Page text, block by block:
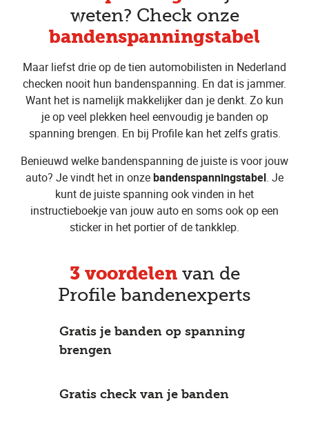
weten? Check onze
bandenspanningstabel
Maar liefst drie op de tien automobilisten in Nederland
checken nooit hun bandenspanning. En dat is jammer.
Want het is namelijk makkelijker dan je denkt. Zo kun
je op veel plekken heel eenvoudig je banden op
spanning brengen. En bij Profile kan het zelfs gratis.
Benieuwd welke bandenspanning de juiste is voor jouw
auto? Je vindt het in onzebandenspanningstabel. Je
kunt de juiste spanning ook vinden in het
instructieboekje van jouw auto en soms ook op een
sticker in het portier of de tankklep.
3 voordelenvan de
Profile bandenexperts
Gratis je banden op spanning
brengen
Gratis check van je banden